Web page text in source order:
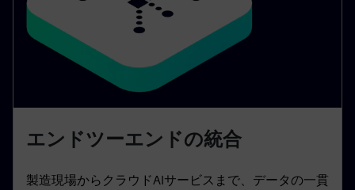
エンドツーエンドの統合
製造現場からクラウドAIサービスまで、データの一貫